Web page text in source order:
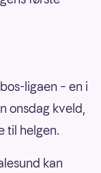
ligaen – en i
onsdag kveld,
til helgen.
kan